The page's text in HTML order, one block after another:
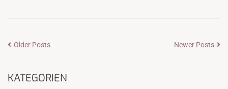
Older Posts Newer Posts
KATEGORIEN